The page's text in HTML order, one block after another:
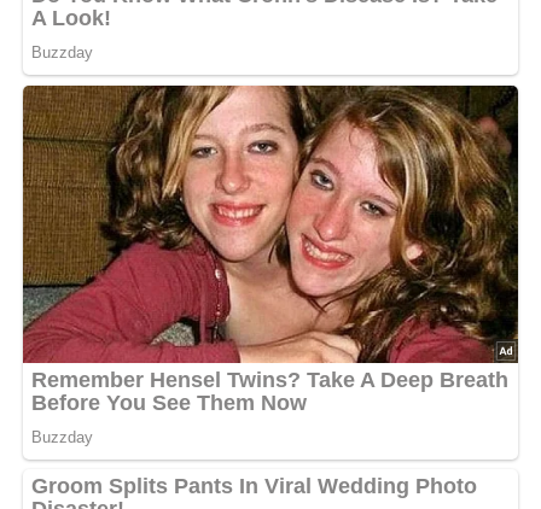
Zutaten
Pellkartoffeln, Kümmel, Salz.
Quark 1: 125 g Quark, Pfeffer, Zwiebelwürfel, gefrorener
Dill, Salz.
Quark 2: 125 g Quark, Pfeffer, Zwiebelwürfel,
Knoblauchpulver, Senf, Curry, Salz.
Cayennepfeffer, Edelsüßpaprika, Tomatenketchup.